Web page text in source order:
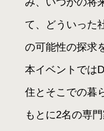
み、いつかの将
て、どういった
の可能性の探求
本イベントでは
住とそこでの暮
もとに2名の専